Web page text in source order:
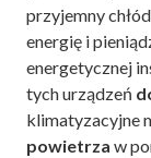
przyjemny
energię i
energetycznej
tych urządzeń
klimatyzacyjne
powietrza w